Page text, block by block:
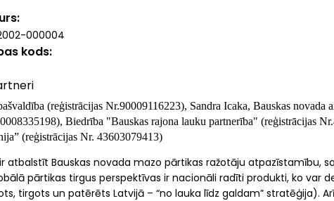
000004
kods
(reģistrācijas Nr.90009116223), Sandra Icaka, Bauskas novada
Biedrība "Bauskas rajona lauku partnerība" (reģistrācijas Nr.
(reģistrācijas Nr. 43603079413)
atbalstīt Bauskas novada mazo pārtikas ražotāju atpazīstamību,
pārtikas tirgus perspektīvas ir nacionāli radīti produkti, ko var
tirgots un patērēts Latvijā – “no lauka līdz galdam” stratēģija).